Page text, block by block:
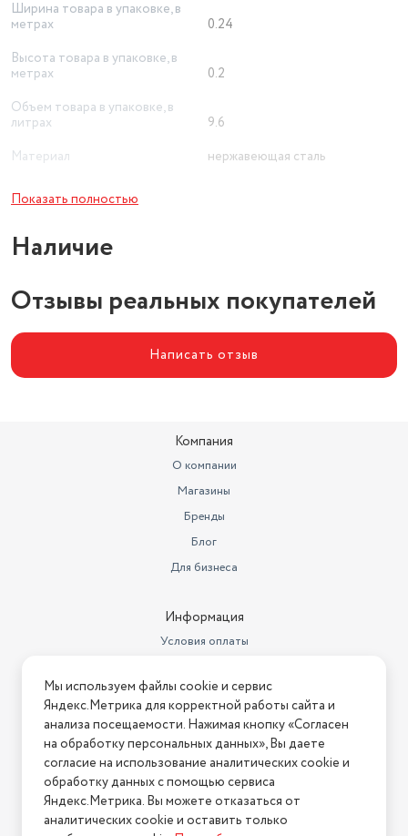
Ширина товара в упаковке, в
метрах
0.24
Высота товара в упаковке, в
метрах
0.2
Объем товара в упаковке, в
литрах
9.6
Материал
нержавеющая сталь
Основной цвет
Показать полностью
Наличие
Отзывы реальных покупателей
Написать отзыв
Компания
О компании
Магазины
Бренды
Блог
Для бизнеса
Информация
Условия оплаты
Условия возврата
Нашли ошибку на сайте? Напишите нам
2026 © Интернет-магазин "АстМаркет". У нас есть всё!
Политика конфиденциальности
Мы используем файлы cookie и сервис
Яндекс.Метрика для корректной работы сайта и
анализа посещаемости. Нажимая кнопку «Согласен
на обработку персональных данных», Вы даете
согласие на использование аналитических cookie и
обработку данных с помощью сервиса
Яндекс.Метрика. Вы можете отказаться от
аналитических cookie и оставить только